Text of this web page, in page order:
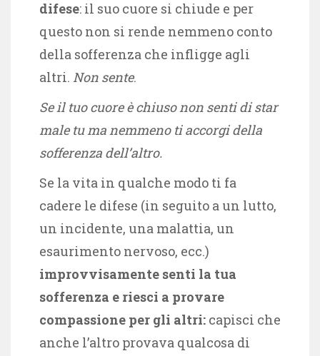
difese: il suo cuore si chiude e per
questo non si rende nemmeno conto
della sofferenza che infligge agli
altri. Non sente.
Se il tuo cuore è chiuso non senti di star
male tu ma nemmeno ti accorgi della
sofferenza dell’altro.
Se la vita in qualche modo ti fa
cadere le difese (in seguito a un lutto,
un incidente, una malattia, un
esaurimento nervoso, ecc.)
improvvisamente senti la tua
sofferenza e riesci a provare
compassione per gli altri: capisci che
anche l’altro provava qualcosa di